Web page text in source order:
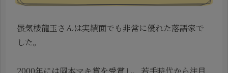
蜃気楼龍玉さんは実績面でも非常に優れた落語家で
した。
2000年には岡本マキ賞を受賞し、若手時代から注目